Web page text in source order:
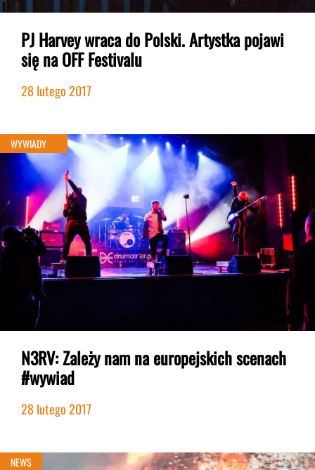
PJ Harvey wraca do Polski. Artystka pojawi
się na OFF Festivalu
28 lutego 2017
Bez kategorii
WYWIADY
N3RV: Zależy nam na europejskich scenach
#wywiad
28 lutego 2017
NEWS